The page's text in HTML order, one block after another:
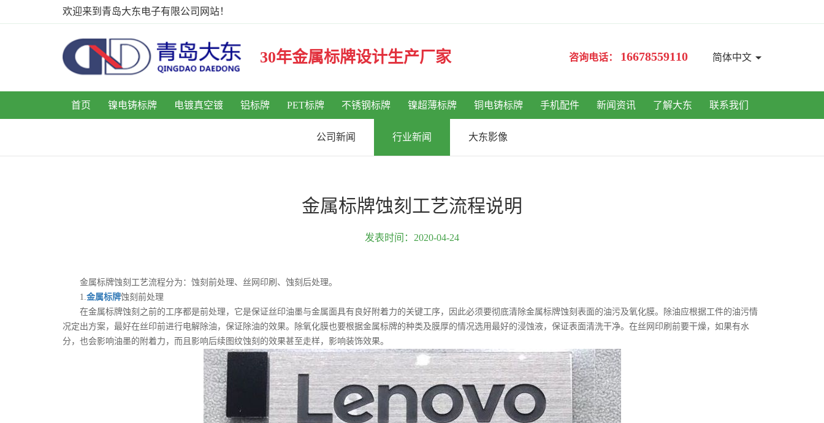
欢迎来到青岛大东电子有限公司网站！
简体中文
咨询电话： 16678559110
30年金属标牌设计生产厂家
首页 镍电铸标牌 电镀真空镀 铝标牌 PET标牌 不锈钢标牌 镍超薄标牌 铜电铸标牌 手机配件 新闻资讯 了解大东 联系我们
公司新闻 行业新闻 大东影像
金属标牌蚀刻工艺流程说明
发表时间：2020-04-24
金属标牌蚀刻工艺流程分为：蚀刻前处理、丝网印刷、蚀刻后处理。
1.金属标牌蚀刻前处理
在金属标牌蚀刻之前的工序都是前处理，它是保证丝印油墨与金属面具有良好附着力的关键工序，因此必须要彻底清除金属标牌蚀刻表面的油污及氧化膜。除油应根据工件的油污情
况定出方案，最好在丝印前进行电解除油，保证除油的效果。除氧化膜也要根据金属标牌的种类及膜厚的情况选用最好的浸蚀液，保证表面清洗干净。在丝网印刷前要干燥，如果有水
分，也会影响油墨的附着力，而且影响后续图纹蚀刻的效果甚至走样，影响装饰效果。